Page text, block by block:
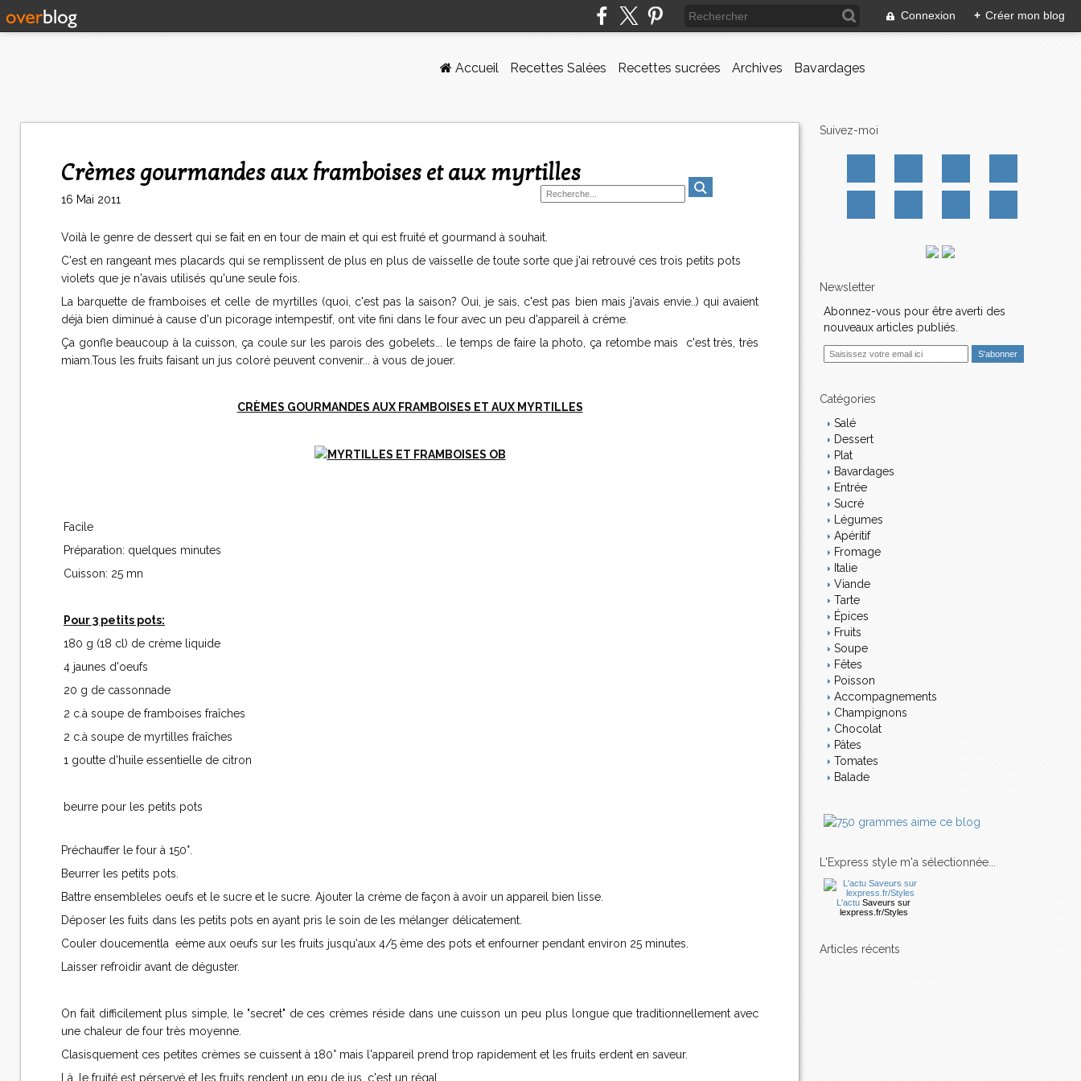
Connexion + Créer mon blog
Accueil Recettes Salées Recettes sucrées Archives Bavardages
Crèmes gourmandes aux framboises et aux myrtilles
16 Mai 2011
Voilà le genre de dessert qui se fait en en tour de main et qui est fruité et gourmand à souhait.
C'est en rangeant mes placards qui se remplissent de plus en plus de vaisselle de toute sorte que j'ai retrouvé ces trois petits pots
violets que je n'avais utilisés qu'une seule fois.
La barquette de framboises et celle de myrtilles (quoi, c'est pas la saison? Oui, je sais, c'est pas bien mais j'avais envie..) qui avaient
déjà bien diminué à cause d'un picorage intempestif, ont vite fini dans le four avec un peu d'appareil à crème.
Ça gonfle beaucoup à la cuisson, ça coule sur les parois des gobelets... le temps de faire la photo, ça retombe mais c'est très, très
miam.Tous les fruits faisant un jus coloré peuvent convenir... à vous de jouer.
CRÈMES GOURMANDES AUX FRAMBOISES ET AUX MYRTILLES
Facile
Préparation: quelques minutes
Cuisson: 25 mn
Pour 3 petits pots:
180 g (18 cl) de crème liquide
4 jaunes d'oeufs
20 g de cassonnade
2 c.à soupe de framboises fraîches
2 c.à soupe de myrtilles fraîches
1 goutte d'huile essentielle de citron
beurre pour les petits pots
Préchauffer le four à 150°.
Beurrer les petits pots.
Battre ensembleles oeufs et le sucre et le sucre. Ajouter la crème de façon à avoir un appareil bien lisse.
Déposer les fuits dans les petits pots en ayant pris le soin de les mélanger délicatement.
Couler doucementla eème aux oeufs sur les fruits jusqu'aux 4/5 ème des pots et enfourner pendant environ 25 minutes.
Laisser refroidir avant de déguster.
On fait difficilement plus simple, le "secret" de ces crèmes réside dans une cuisson un peu plus longue que traditionnellement avec
une chaleur de four très moyenne.
Clasisquement ces petites crèmes se cuissent à 180° mais l'appareil prend trop rapidement et les fruits erdent en saveur.
Là, le fruité est pérservé et les fruits rendent un epu de jus, c'est un régal.
Suivez-moi
Newsletter
Abonnez-vous pour être averti des
nouveaux articles publiés.
i Catégories
Salé
Dessert
Plat
Bavardages
Entrée
Sucré
Légumes
Apéritif
Fromage
Italie
Viande
Tarte
Épices
Fruits
Soupe
Fêtes
Poisson
Accompagnements
Champignons
Chocolat
Pâtes
Tomates
Balade
L'Express style m'a sélectionnée...
L'actu Saveurs sur
lexpress.fr/Styles
articles récents